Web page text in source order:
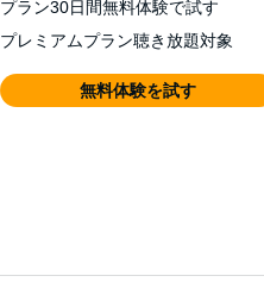
プラン30日間無料体験で試す
プレミアムプラン聴き放題対象
無料体験を試す